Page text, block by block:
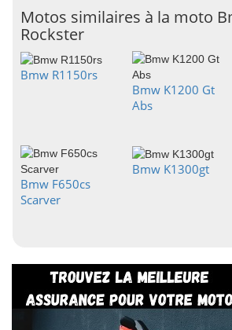
Motos similaires à la moto
Rockster
Bmw R1150rs
Bmw K1200 Gt
Abs
Bmw F650cs
Scarver
Bmw K1300gt